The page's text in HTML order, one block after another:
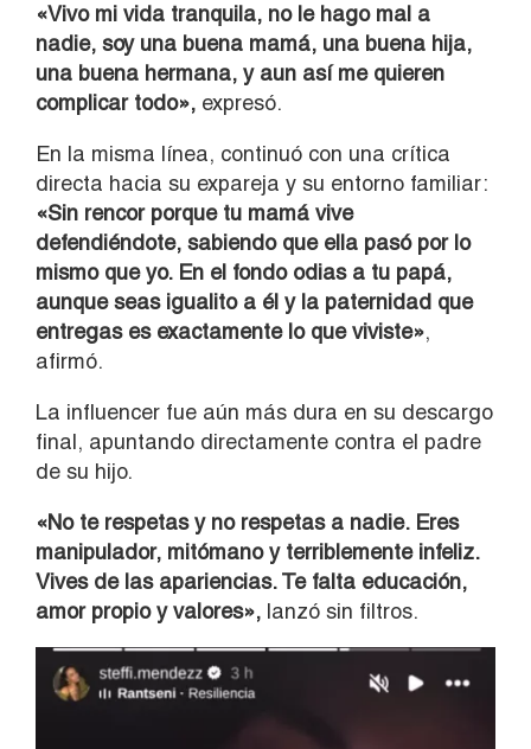
«Vivo mi vida tranquila, no le hago mal a
nadie, soy una buena mamá, una buena hija,
una buena hermana, y aun así me quieren
complicar todo», expresó.
En la misma línea, continuó con una crítica
directa hacia su expareja y su entorno familiar:
«Sin rencor porque tu mamá vive
defendiéndote, sabiendo que ella pasó por lo
mismo que yo. En el fondo odias a tu papá,
aunque seas igualito a él y la paternidad que
entregas es exactamente lo que viviste»,
afirmó.
La influencer fue aún más dura en su descargo
final, apuntando directamente contra el padre
de su hijo.
«No te respetas y no respetas a nadie. Eres
manipulador, mitómano y terriblemente infeliz.
Vives de las apariencias. Te falta educación,
amor propio y valores», lanzó sin filtros.